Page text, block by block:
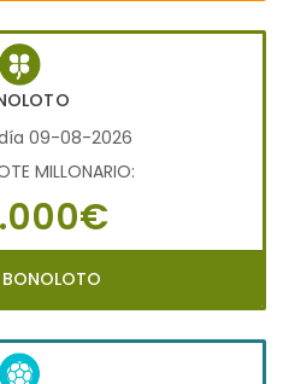
09-08-2026
MILLONARIO: